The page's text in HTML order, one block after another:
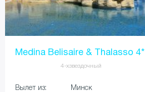
Medina Belisaire & Thalasso 4*
4-хзвездочный
Вылет из:
Минск